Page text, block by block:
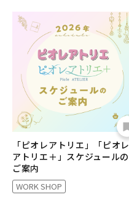
「ピオレアトリエ」「ピオレ
アトリエ＋」スケジュールの
ご案内
WORK SHOP